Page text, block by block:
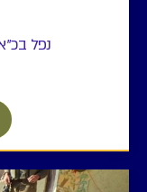
נפל